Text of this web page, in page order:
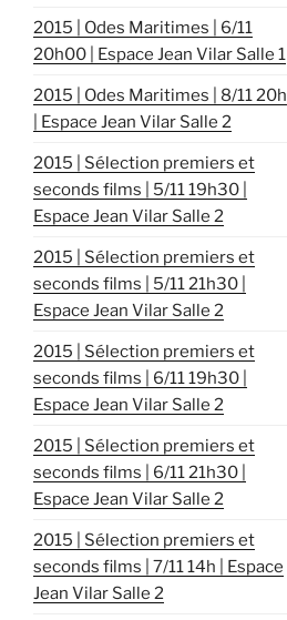
2015 | Odes Maritimes | 6/11
20h00 | Espace Jean Vilar Salle 1
2015 | Odes Maritimes | 8/11 20h
| Espace Jean Vilar Salle 2
2015 | Sélection premiers et
seconds films | 5/11 19h30 |
Espace Jean Vilar Salle 2
2015 | Sélection premiers et
seconds films | 5/11 21h30 |
Espace Jean Vilar Salle 2
2015 | Sélection premiers et
seconds films | 6/11 19h30 |
Espace Jean Vilar Salle 2
2015 | Sélection premiers et
seconds films | 6/11 21h30 |
Espace Jean Vilar Salle 2
2015 | Sélection premiers et
seconds films | 7/11 14h | Espace
Jean Vilar Salle 2